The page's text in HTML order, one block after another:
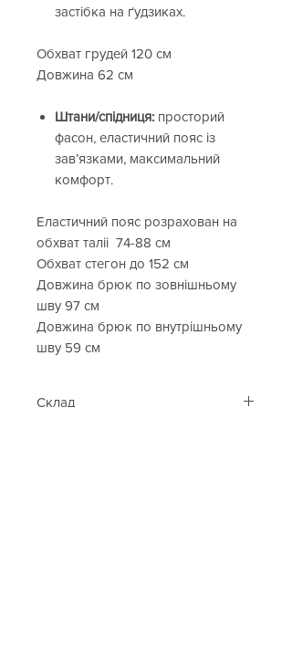
застібка на ґудзиках.
Обхват грудей 120 см
Довжина 62 см
Штани/спідниця: просторий
фасон, еластичний пояс із
зав’язками, максимальний
комфорт.
Eластичний пояс розрахован на
обхват таліі 74-88 см
Обхват стегон до 152 см
Довжина брюк по зовнішньому
шву 97 см
Довжина брюк по внутрішньому
шву 59 см
Склад